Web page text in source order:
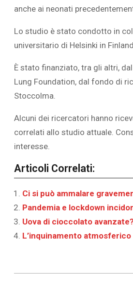
anche ai neonati
Lo studio è stato condotto in
universitario di Helsinki in
È stato finanziato, tra gli altri,
Lung Foundation, dal fondo di
Stoccolma.
Alcuni dei ricercatori hanno
correlati allo studio attuale.
interesse.
Articoli Correlati:
Ci si può ammalare
Pandemia e lockdown
Uova di cioccolato
L’inquinamento